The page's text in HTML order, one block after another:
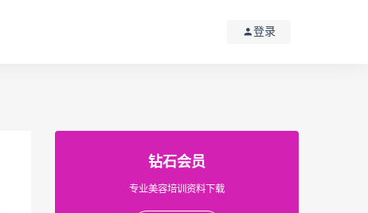
登录
钻石会员
专业美容培训资料下载